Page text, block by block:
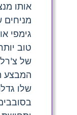
אותו
מניחים
גימפי
טוב
של
המבצע
שלו